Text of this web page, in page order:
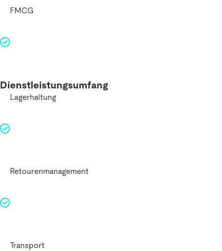
FMCG
Dienstleistungsumfang
Lagerhaltung
Retourenmanagement
Transport